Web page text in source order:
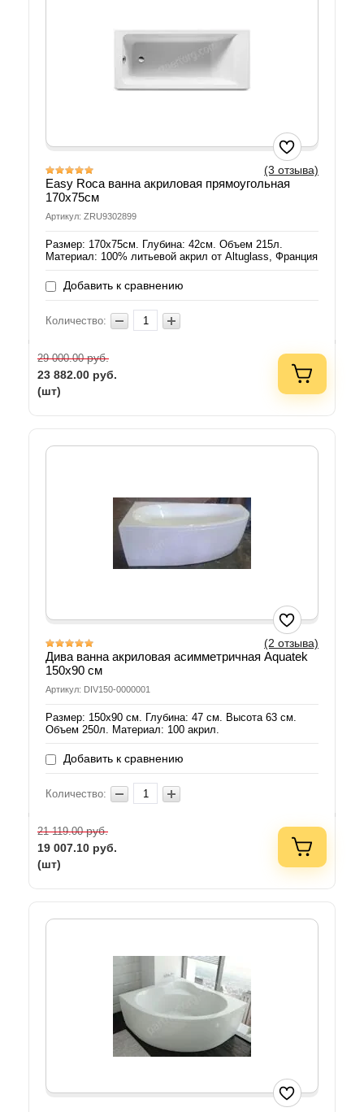
(3 отзыва)
Easy Roca ванна акриловая прямоугольная
170х75см
Артикул: ZRU9302899
Размер: 170х75см. Глубина: 42см. Объем 215л.
Материал: 100% литьевой акрил от Altuglass, Франция
Добавить к сравнению
Количество:
29 000.00руб.
23 882.00 руб.
(шт)
(2 отзыва)
Дива ванна акриловая асимметричная Aquatek
150х90 см
Артикул: DIV150-0000001
Размер: 150х90 см. Глубина: 47 см. Высота 63 см.
Объем 250л. Материал: 100 акрил.
Добавить к сравнению
Количество:
21 119.00руб.
19 007.10 руб.
(шт)